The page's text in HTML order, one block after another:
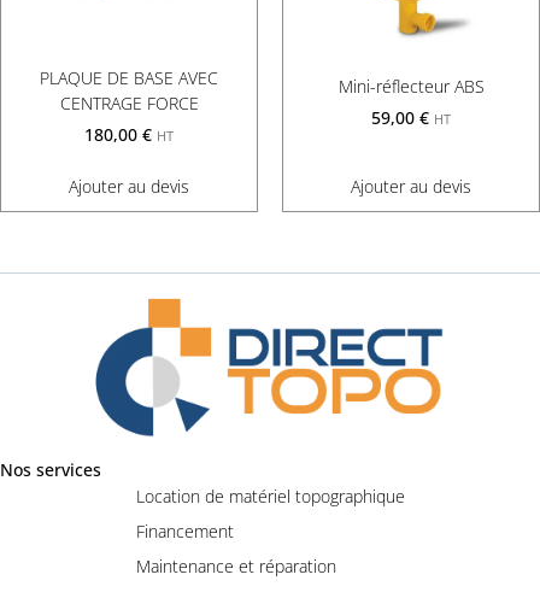
PLAQUE DE BASE AVEC
CENTRAGE FORCE
180,00 € HT
Ajouter au devis
Mini-réflecteur ABS
59,00 € HT
Ajouter au devis
Nos services
Location de matériel topographique
Financement
Maintenance et réparation